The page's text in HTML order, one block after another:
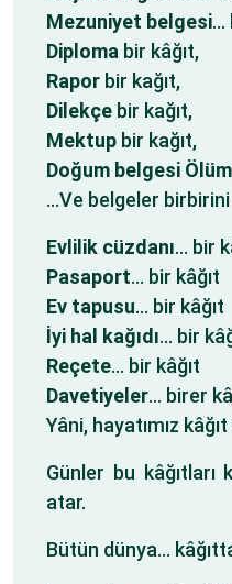
Mezuniyet belgesi…
Diploma bir kâğıt,
Rapor bir kağıt,
Dilekçe bir kağıt,
Mektup bir kağıt,
Doğum belgesi
…Ve belgeler
Evlilik cüzdanı… bir
Pasaport… bir kâğıt
Ev tapusu… bir kâğıt
İyi hal kağıdı… bir
Reçete… bir kâğıt
Davetiyeler… birer
Yâni, hayatımız
Günler bu
atar.
Bütün dünya…